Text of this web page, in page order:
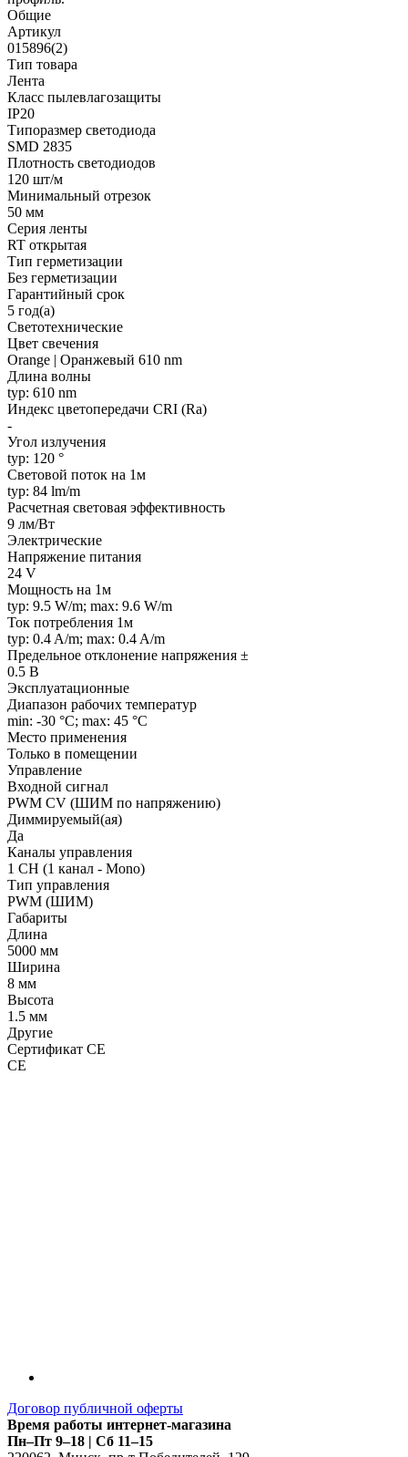
Общие
Артикул
015896(2)
Тип товара
Лента
Класс пылевлагозащиты
IP20
Типоразмер светодиода
SMD 2835
Плотность светодиодов
120 шт/м
Минимальный отрезок
50 мм
Серия ленты
RT открытая
Тип герметизации
Без герметизации
Гарантийный срок
5 год(а)
Светотехнические
Цвет свечения
Orange | Оранжевый 610 nm
Длина волны
typ: 610 nm
Индекс цветопередачи CRI (Ra)
-
Угол излучения
typ: 120 °
Световой поток на 1м
typ: 84 lm/m
Расчетная световая эффективность
9 лм/Вт
Электрические
Напряжение питания
24 V
Мощность на 1м
typ: 9.5 W/m; max: 9.6 W/m
Ток потребления 1м
typ: 0.4 A/m; max: 0.4 A/m
Предельное отклонение напряжения ±
0.5 В
Эксплуатационные
Диапазон рабочих температур
min: -30 °C; max: 45 °C
Место применения
Только в помещении
Управление
Входной сигнал
PWM СV (ШИМ по напряжению)
Диммируемый(ая)
Да
Каналы управления
1 CH (1 канал - Mono)
Тип управления
PWM (ШИМ)
Габариты
Длина
5000 мм
Ширина
8 мм
Высота
1.5 мм
Другие
Сертификат CE
CE
Договор публичной оферты
Время работы интернет-магазина
Пн–Пт 9–18 | Сб 11–15